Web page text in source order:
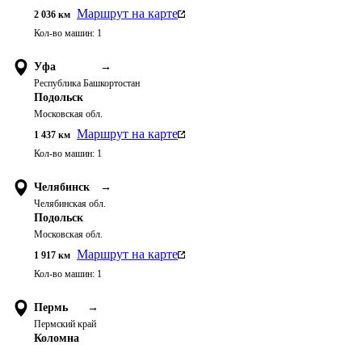
2 036 км Маршрут на карте
Кол-во машин: 1
Уфа →
Республика Башкортостан
Подольск
Московская обл.
1 437 км Маршрут на карте
Кол-во машин: 1
Челябинск →
Челябинская обл.
Подольск
Московская обл.
1 917 км Маршрут на карте
Кол-во машин: 1
Пермь →
Пермский край
Коломна